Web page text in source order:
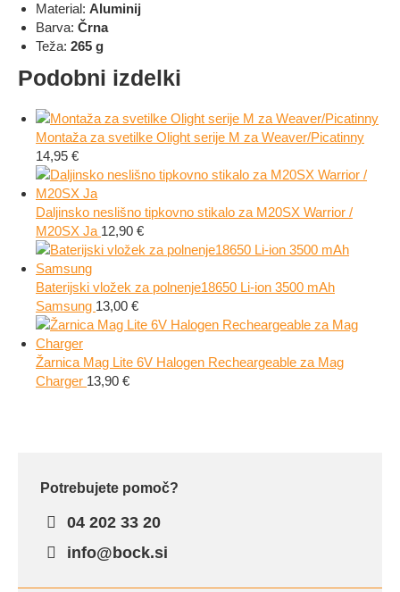
Material: Aluminij
Barva: Črna
Teža: 265 g
Podobni izdelki
Montaža za svetilke Olight serije M za Weaver/Picatinny
14,95 €
Daljinsko neslišno tipkovno stikalo za M20SX Warrior /
M20SX Ja 12,90 €
Baterijski vložek za polnenje18650 Li-ion 3500 mAh
Samsung 13,00 €
Žarnica Mag Lite 6V Halogen Recheargeable za Mag
Charger 13,90 €
Potrebujete pomoč?
04 202 33 20
info@bock.si